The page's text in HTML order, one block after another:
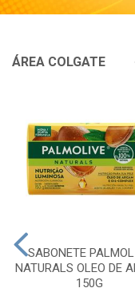
ÁREA COLGATE
SABONETE
NATURALS OLEO DE
150G